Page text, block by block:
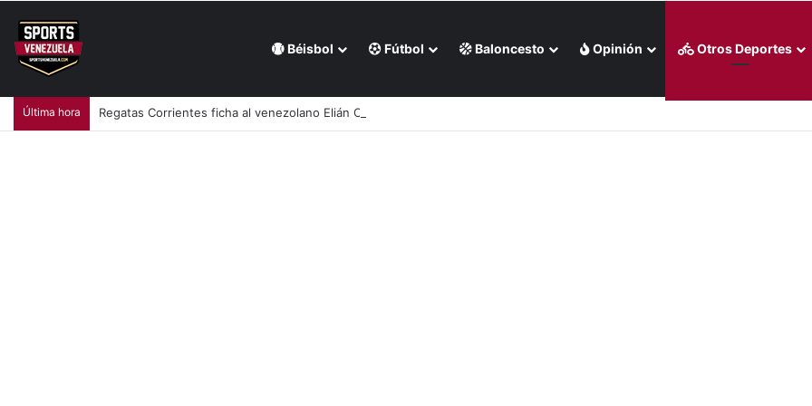
Béisbol Fútbol Baloncesto Opinión Otros Deportes
Última hora Regatas Corrientes ficha al venezolano Elián Centeno